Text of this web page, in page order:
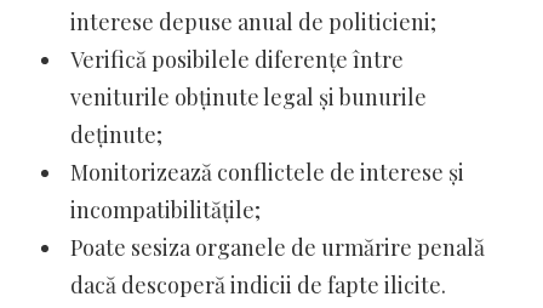
interese depuse anual de politicieni;
Verifică posibilele diferențe între
veniturile obținute legal și bunurile
deținute;
Monitorizează conflictele de interese și
incompatibilitățile;
Poate sesiza organele de urmărire penală
dacă descoperă indicii de fapte ilicite.